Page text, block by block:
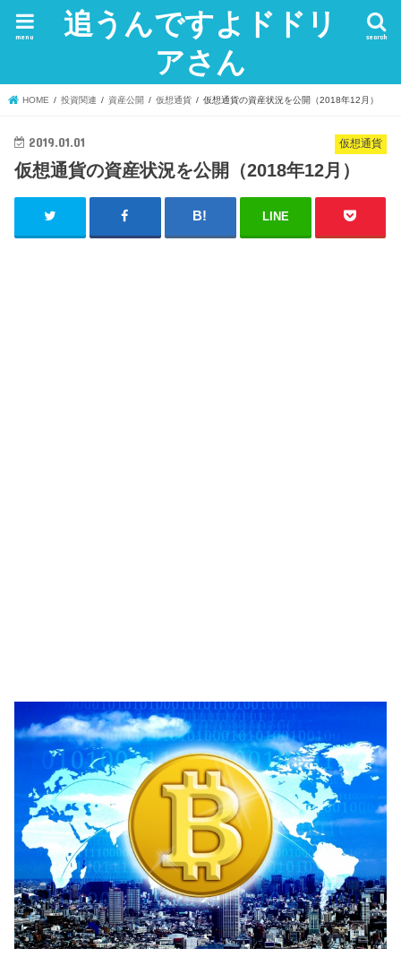
追うんですよドドリ
アさん
search
menu
HOME 投資関連 資産公開 仮想通貨 仮想通貨の資産状況を公開（2018年12月）
仮想通貨
2019.01.01
仮想通貨の資産状況を公開（2018年12月）
LINE